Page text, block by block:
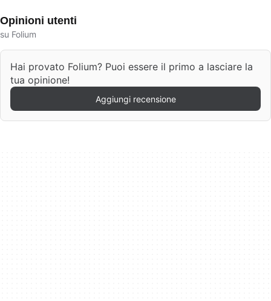
Opinioni utenti
su Folium
Hai provato Folium? Puoi essere il primo a lasciare la
tua opinione!
Aggiungi recensione